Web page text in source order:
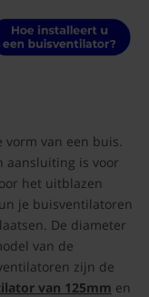
van een buis.
aansluiting is voor
het uitblazen
je buisventilatoren
De diameter
van de
zijn de
van 125mm en